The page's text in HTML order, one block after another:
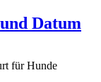
Datum